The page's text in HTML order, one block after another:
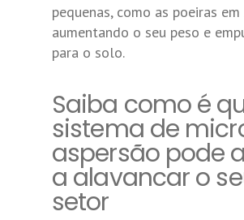
pequenas, como as poeiras em
aumentando o seu peso e
para o solo.
Saiba como é
sistema de
aspersão pode
a alavancar o
setor